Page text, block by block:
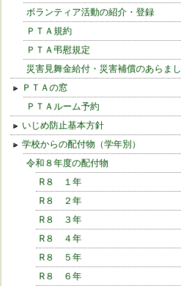
ボランティア活動の紹介・登録
ＰＴＡ規約
ＰＴＡ弔慰規定
災害見舞金給付・災害補償のあらまし
ＰＴＡの窓
ＰＴＡルーム予約
いじめ防止基本方針
学校からの配付物（学年別）
令和８年度の配付物
R８ １年
R８ ２年
R８ ３年
R８ ４年
R８ ５年
R８ ６年